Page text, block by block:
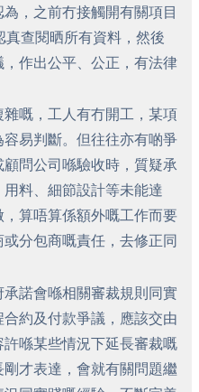
，之前冇接觸開有關項目
查閱晒所有資料，然後
作出公平、公正，有法律
嘅，工人有冇開工，某項
易判斷。但往往亦有啲爭
問公司喺驗收時，質疑承
料、細節設計等未能達
算唔算係額外嘅工作而要
分包商嘅責任，去修正同
諾會喺相關審裁規則同實
約及付款爭議，應該交由
喺某些情況下延長審裁嘅
才表達，會就有關問題繼